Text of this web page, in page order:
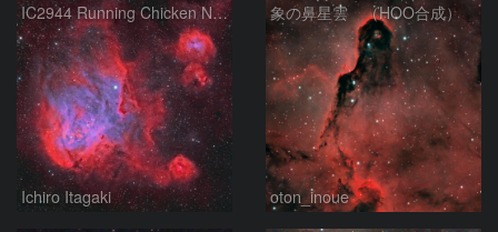
IC2944 Running Chicken Nebula
Ichiro Itagaki
象の鼻星雲 （HOO合成）
oton_inoue